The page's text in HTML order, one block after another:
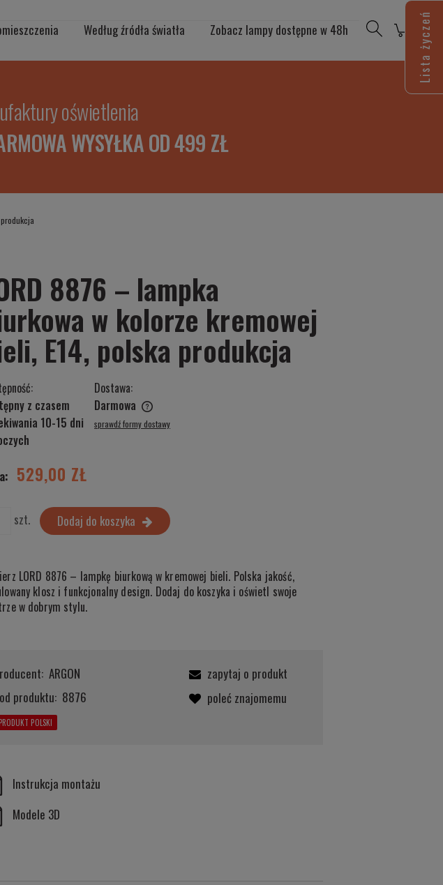
Według źródła światła Zobacz lampy dostępne w 48h
oświetlenia
WYSYŁKA OD 499 ZŁ
8876 – lampka
w kolorze kremowej
E14, polska produkcja
z czasem
10-15 dni
Dostawa:
Darmowa
ewentualnych kosztów
sprawdź formy dostawy
529,00 ZŁ
szt. Dodaj do koszyka
LORD 8876 – lampkę biurkową w kremowej bieli. Polska jakość,
klosz i funkcjonalny design. Dodaj do koszyka i oświetl swoje
w dobrym stylu.
ARGON
produktu: 8876
PRODUKT POLSKI
zapytaj o produkt
poleć znajomemu
Instrukcja montażu
Modele 3D
Lista życzeń